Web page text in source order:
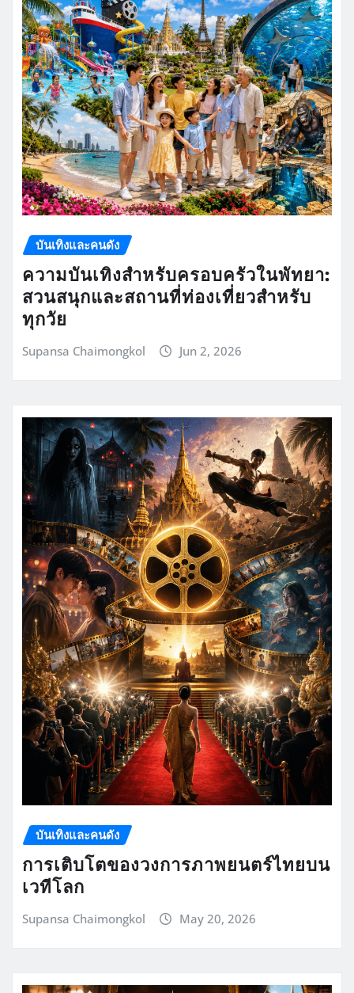
บันเทิงและคนดัง
ความบันเทิงสำหรับครอบครัวในพัทยา:
สวนสนุกและสถานที่ท่องเที่ยวสำหรับ
ทุกวัย
Supansa Chaimongkol Jun 2, 2026
บันเทิงและคนดัง
การเติบโตของวงการภาพยนตร์ไทยบน
เวทีโลก
Supansa Chaimongkol May 20, 2026